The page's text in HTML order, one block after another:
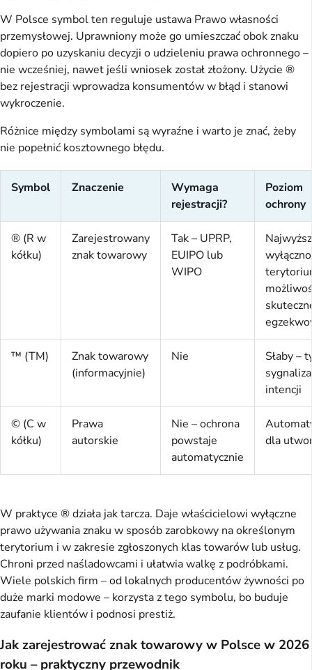
W Polsce symbol ten reguluje ustawa Prawo własności
przemysłowej. Uprawniony może go umieszczać obok znaku
dopiero po uzyskaniu decyzji o udzieleniu prawa ochronnego –
nie wcześniej, nawet jeśli wniosek został złożony. Użycie ®
bez rejestracji wprowadza konsumentów w błąd i stanowi
wykroczenie.
Różnice między symbolami są wyraźne i warto je znać, żeby
nie popełnić kosztownego błędu.
Symbol Znaczenie
Wymaga
rejestracji?
Poziom
ochrony
® (R w
kółku)
Zarejestrowany
znak towarowy
Tak – UPRP,
EUIPO lub
WIPO
™ (TM)
Znak towarowy
(informacyjnie)
Nie
Słaby –
intencji
© (C w
kółku)
Prawa
autorskie
Nie – ochrona
powstaje
automatycznie
dla
W praktyce ® działa jak tarcza. Daje właścicielowi wyłączne
prawo używania znaku w sposób zarobkowy na określonym
terytorium i w zakresie zgłoszonych klas towarów lub usług.
Chroni przed naśladowcami i ułatwia walkę z podróbkami.
Wiele polskich firm – od lokalnych producentów żywności po
duże marki modowe – korzysta z tego symbolu, bo buduje
zaufanie klientów i podnosi prestiż.
Jak zarejestrować znak towarowy w Polsce w 2026
roku – praktyczny przewodnik